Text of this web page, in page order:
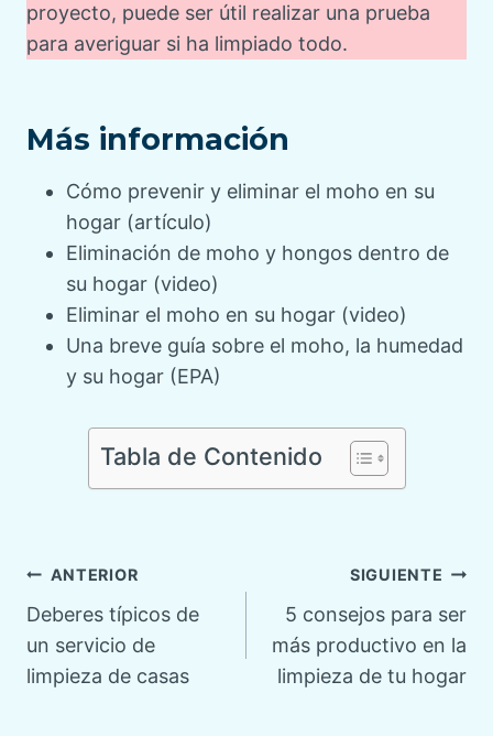
proyecto, puede ser útil realizar una prueba
para averiguar si ha limpiado todo.
Más información
Cómo prevenir y eliminar el moho en su
hogar (artículo)
Eliminación de moho y hongos dentro de
su hogar (video)
Eliminar el moho en su hogar (video)
Una breve guía sobre el moho, la humedad
y su hogar (EPA)
Tabla de Contenido
Navegación
de
entradas
ANTERIOR
Deberes típicos de
un servicio de
limpieza de casas
SIGUIENTE
5 consejos para ser
más productivo en la
limpieza de tu hogar